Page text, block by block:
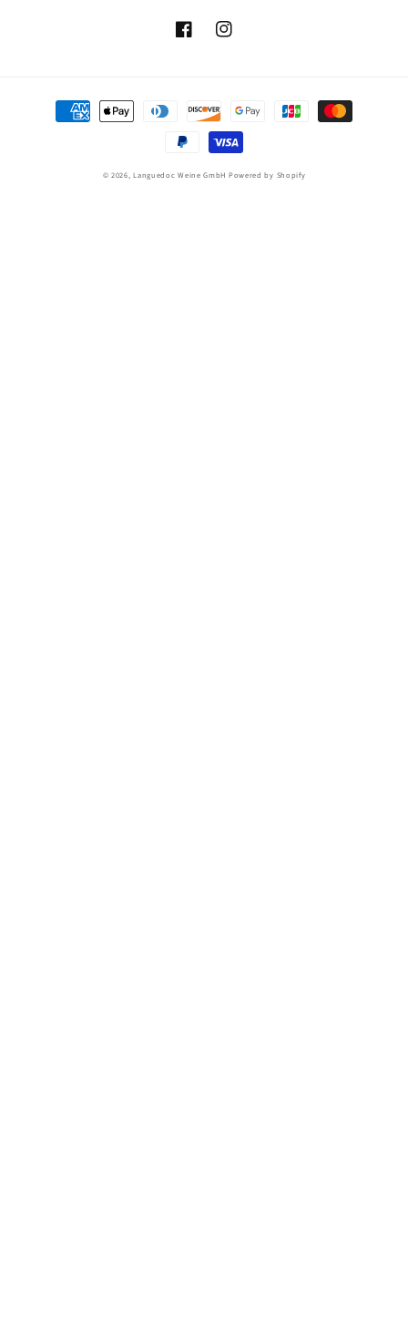
FacebookInstagram
Zahlungsmethoden
© 2026,Languedoc Weine GmbH Powered by Shopify